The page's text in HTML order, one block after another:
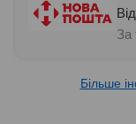
За
Більше